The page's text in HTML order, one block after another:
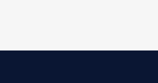
представители группировок